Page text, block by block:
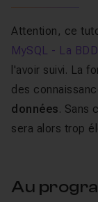
Attention, ce
MySQL - La
l'avoir suivi. La
des
données. Sans
sera alors trop
Au